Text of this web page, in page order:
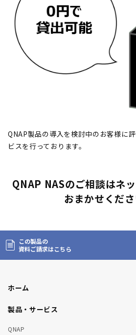
QNAP製品の導入を検討中のお客様に
ビスを行っております。
QNAP NASのご相談はネ
おまかせくださ
この製品の
資料ご請求はこちら
ホーム
製品・サービス
QNAP